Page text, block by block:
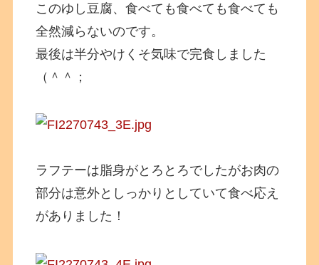
このゆし豆腐、食べても食べても食べても
全然減らないのです。
最後は半分やけくそ気味で完食しました
（＾＾；
ラフテーは脂身がとろとろでしたがお肉の
部分は意外としっかりとしていて食べ応え
がありました！